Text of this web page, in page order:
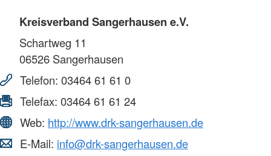
Kreisverband Sangerhausen e.V.
Schartweg 11
06526 Sangerhausen
Telefon: 03464 61 61 0
Telefax: 03464 61 61 24
Web: http://www.drk-sangerhausen.de
E-Mail: info@drk-sangerhausen.de